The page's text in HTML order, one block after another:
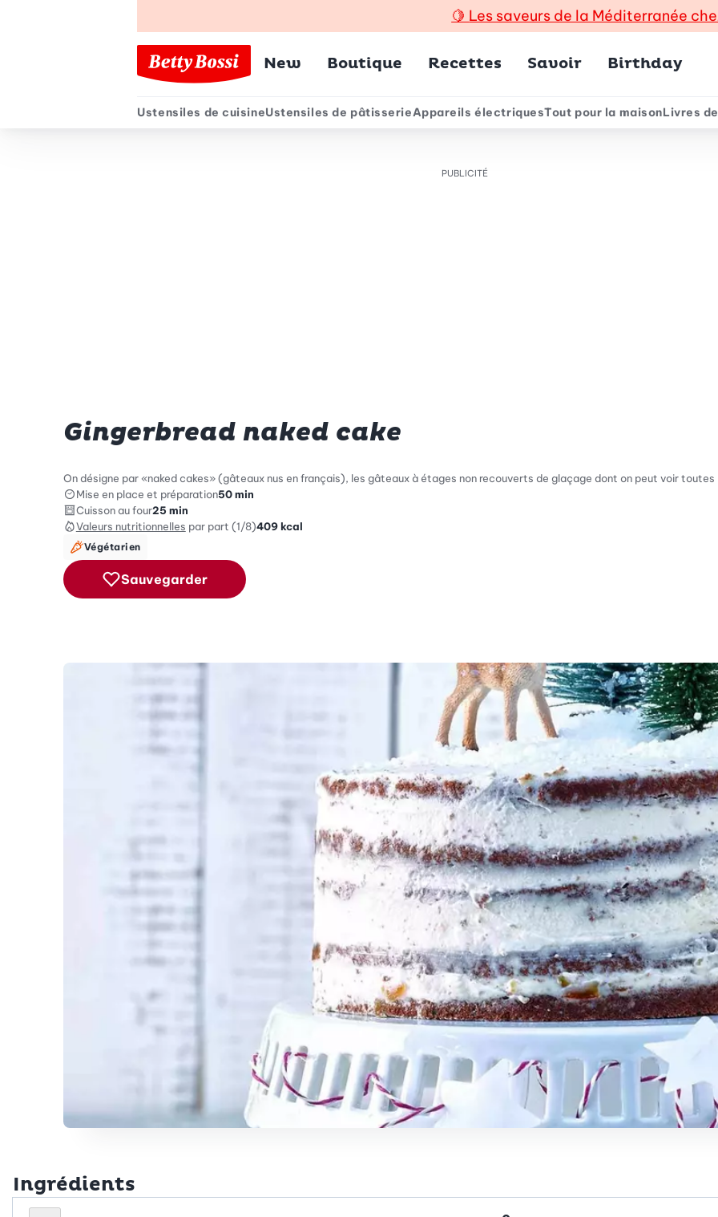
🍋 Les saveurs de la Méditerranée
Menu principal
New Boutique Recettes Savoir Birthday
Menu secondaire
Ustensiles de cuisineUstensiles de pâtisserieAppareils électriquesTout pour la maisonLivres
PUBLICITÉ
Gingerbread naked cake
On désigne par «naked cakes» (gâteaux nus en français), les gâteaux à étages non recouverts de glaçage dont on peut voir
Mise en place et préparation50 min
Cuisson au four25 min
Valeurs nutritionnelles par part (1/8)409 kcal
Végétarien
Sauvegarder
Ingrédients